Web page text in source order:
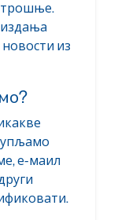
издања
из
е-маил